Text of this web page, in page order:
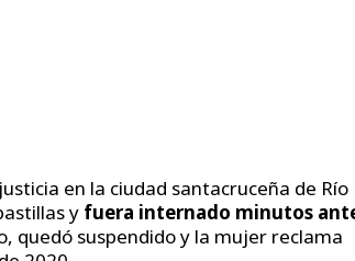
en la ciudad santacruceña de Río
y fuera internado minutos
quedó suspendido y la mujer reclama